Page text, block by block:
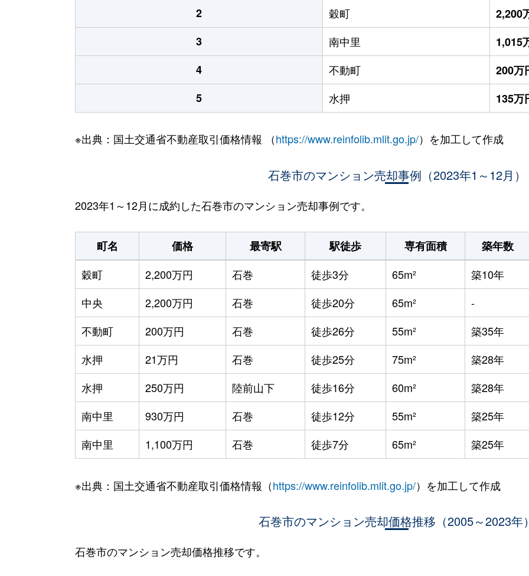
2
穀町
2,200
3
南中里
1,015
4
不動町
200万
5
水押 135万
※出典：国土交通省不動産取引価格情報 （https://www.reinfolib.mlit.go.jp/）を加工して作成
石巻市のマンション売却事例（2023年1～12月）
2023年1～12月に成約した石巻市のマンション売却事例です。
町名 価格 最寄駅 駅徒歩 専有面積 築年数
穀町
2,200万円 石巻 徒歩3分 65m² 築10年
中央
2,200万円 石巻 徒歩20分 65m² -
不動町
200万円 石巻 徒歩26分 55m² 築35年
水押
21万円 石巻 徒歩25分 75m² 築28年
水押
250万円 陸前山下 徒歩16分 60m² 築28年
南中里
930万円 石巻 徒歩12分 55m² 築25年
南中里
1,100万円 石巻 徒歩7分 65m² 築25年
※出典：国土交通省不動産取引価格情報（https://www.reinfolib.mlit.go.jp/）を加工して作成
石巻市のマンション売却価格推移（2005～2023年）
石巻市のマンション売却価格推移です。